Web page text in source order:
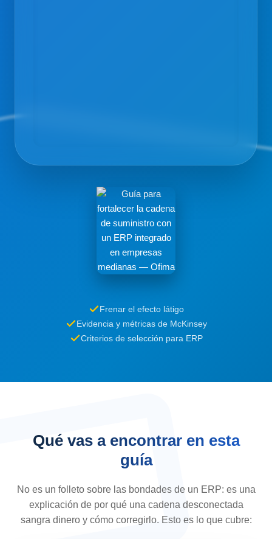
Frenar el efecto látigo
Evidencia y métricas de McKinsey
Criterios de selección para ERP
Qué vas a encontrar en esta
guía
No es un folleto sobre las bondades de un ERP: es una
explicación de por qué una cadena desconectada
sangra dinero y cómo corregirlo. Esto es lo que cubre: